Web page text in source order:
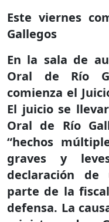
Este viernes
Gallegos
En la sala de
Oral de Río
comienza el
El juicio se
Oral de Río
“hechos
graves y
declaración
parte de la
defensa. La